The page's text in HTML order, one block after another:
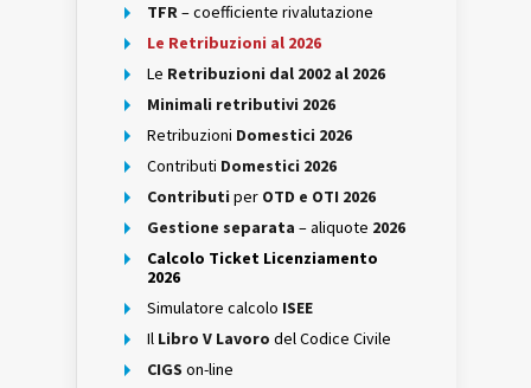
TFR– coefficiente rivalutazione
Le Retribuzioni al 2026
Le Retribuzioni dal 2002 al 2026
Minimali retributivi 2026
Retribuzioni Domestici 2026
Contributi Domestici 2026
Contributi per OTD e OTI 2026
Gestione separata – aliquote 2026
Calcolo Ticket Licenziamento
2026
Simulatore calcolo ISEE
Il Libro V Lavoro del Codice Civile
CIGS on-line